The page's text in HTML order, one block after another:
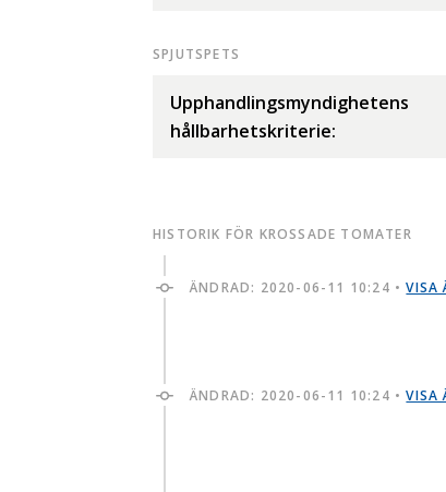
SPJUTSPETS
Upphandlingsmyndighetens
hållbarhetskriterie:
HISTORIK FÖR KROSSADE TOMATER
ÄNDRAD: 2020-06-11 10:24 •VISA
ÄNDRAD: 2020-06-11 10:24 •VISA